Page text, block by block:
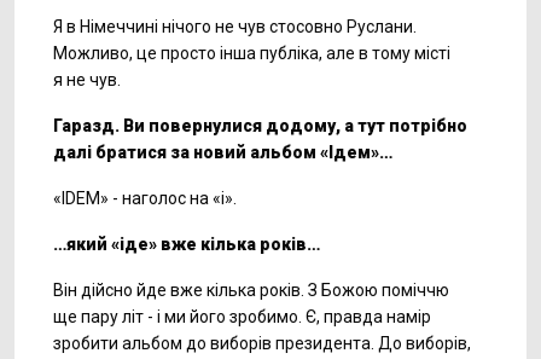
Я в Німеччині нічого не чув стосовно Руслани.
Можливо, це просто інша публіка, але в тому місті
я не чув.
Гаразд. Ви повернулися додому, а тут потрібно
далі братися за новий альбом «Ідeм»…
«IDEM» - наголос на «і».
…який «iде» вже кілька років…
Він дійсно йде вже кілька років. З Божою поміччю
ще пару літ - і ми його зробимо. Є, правда намір
зробити альбом до виборів президента. До виборів,